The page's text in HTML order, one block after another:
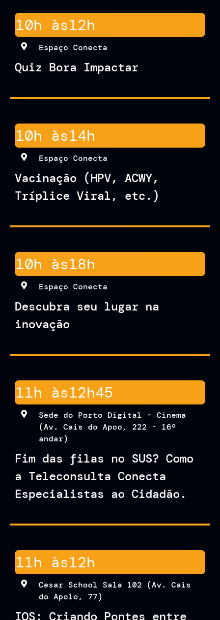
10h às12h
Espaço Conecta
Quiz Bora Impactar
10h às14h
Espaço Conecta
Vacinação (HPV, ACWY,
Tríplice Viral, etc.)
10h às18h
Espaço Conecta
Descubra seu lugar na
inovação
11h às12h45
Sede do Porto Digital - Cinema
(Av. Cais do Apoo, 222 - 16º
andar)
Fim das filas no SUS? Como
a Teleconsulta Conecta
Especialistas ao Cidadão.
11h às12h
Cesar School Sala 102 (Av. Cais
do Apolo, 77)
IOS: Criando Pontes entre